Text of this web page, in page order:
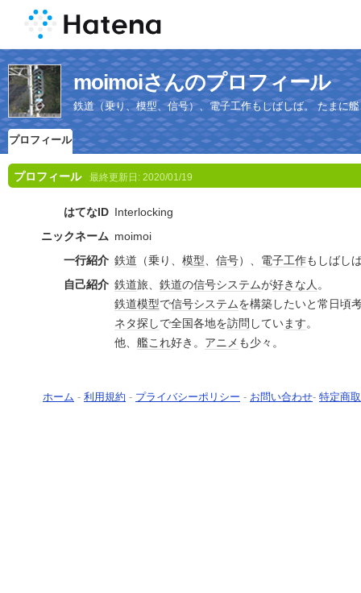
moimoiさんのプロフィール
鉄道（乗り、模型、信号）、電子工作もしばしば。 たまに
プロフィール
プロフィール 最終更新日: 2020/01/19
はてなID Interlocking
ニックネーム moimoi
一行紹介 鉄道 （乗り、 模型、 信号）、 電子工作もしばし
自己紹介 鉄道旅、 鉄道の信号システムが好きな人。
鉄道模型で信号システムを構築したいと常日頃
ネタ探しで全国各地を訪問 しています。
他、 艦これ好き。 アニメ も少々。
ホーム - 利用規約 - プライバシーポリシー - お問い合わせ- 特定商